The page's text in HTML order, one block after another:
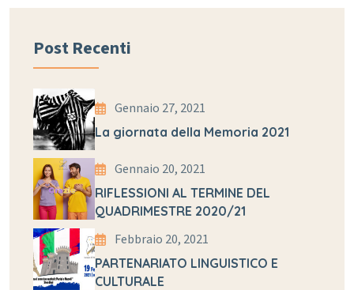
Post Recenti
Gennaio 27, 2021
La giornata della Memoria 2021
Gennaio 20, 2021
RIFLESSIONI AL TERMINE DEL
QUADRIMESTRE 2020/21
Febbraio 20, 2021
PARTENARIATO LINGUISTICO E
CULTURALE